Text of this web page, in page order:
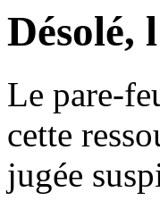
Désolé,
Le pare-
cette
jugée